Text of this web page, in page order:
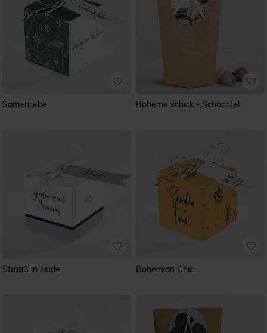
Samenliebe Boheme schick - Schachtel
Strauß in Nude Bohemian Chic